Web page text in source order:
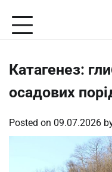
content
Катагенез:
осадових
Posted on 09.07.2026